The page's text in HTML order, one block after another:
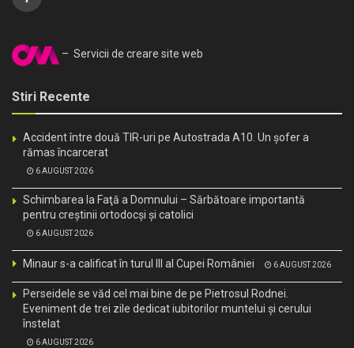
– Servicii de creare site web
Stiri Recente
Accident între două TIR-uri pe Autostrada A10. Un șofer a
rămas încarcerat
6 AUGUST 2026
Schimbarea la Faţă a Domnului – Sărbătoare importantă
pentru creştinii ortodocşi şi catolici
6 AUGUST 2026
Minaur s-a calificat în turul III al Cupei României 6 AUGUST 2026
Perseidele se văd cel mai bine de pe Pietrosul Rodnei.
Eveniment de trei zile dedicat iubitorilor muntelui și cerului
înstelat
6 AUGUST 2026